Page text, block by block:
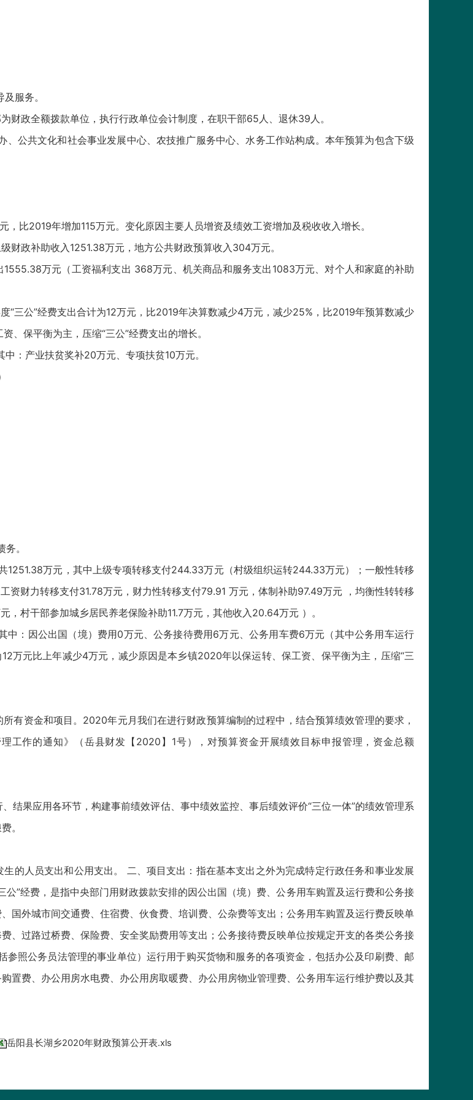
服务。
财政全额拨款单位，执行行政单位会计制度，在职干部65人、退休39人。
公共文化和社会事业发展中心、农技推广服务中心、水务工作站构成。本年预算为包含下级
比2019年增加115万元。变化原因主要人员增资及绩效工资增加及税收收入增长。
政补助收入1251.38万元，地方公共财政预算收入304万元。
万元（工资福利支出 368万元、机关商品和服务支出1083万元、对个人和家庭的补助
“三公”经费支出合计为12万元，比2019年决算数减少4万元，减少25%，比2019年预算数减少
保平衡为主，压缩“三公”经费支出的增长。
：产业扶贫奖补20万元、专项扶贫10万元。
。
万元，其中上级专项转移支付244.33万元（村级组织运转244.33万元）；一般性转移
资财力转移支付31.78万元，财力性转移支付79.91 万元，体制补助97.49万元 ，均衡性转转移
村干部参加城乡居民养老保险补助11.7万元，其他收入20.64万元 ）。
中：因公出国（境）费用0万元、公务接待费用6万元、公务用车费6万元（其中公务用车运行
万元比上年减少4万元，减少原因是本乡镇2020年以保运转、保工资、保平衡为主，压缩“三
有资金和项目。2020年元月我们在进行财政预算编制的过程中，结合预算绩效管理的要求，
工作的通知》（岳县财发【2020】1号），对预算资金开展绩效目标申报管理，资金总额
结果应用各环节，构建事前绩效评估、事中绩效监控、事后绩效评价“三位一体”的绩效管理系
。
的人员支出和公用支出。 二、项目支出：指在基本支出之外为完成特定行政任务和事业发展
公”经费，是指中央部门用财政拨款安排的因公出国（境）费、公务用车购置及运行费和公务接
国外城市间交通费、住宿费、伙食费、培训费、公杂费等支出；公务用车购置及运行费反映单
、过路过桥费、保险费、安全奖励费用等支出；公务接待费反映单位按规定开支的各类公务接
照公务员法管理的事业单位）运行用于购买货物和服务的各项资金，包括办公及印刷费、邮
置费、办公用房水电费、办公用房取暖费、办公用房物业管理费、公务用车运行维护费以及其
岳阳县长湖乡2020年财政预算公开表.xls